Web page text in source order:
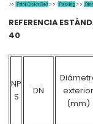
REFERENCIA
40
NP
S
DN
exterior
(mm)